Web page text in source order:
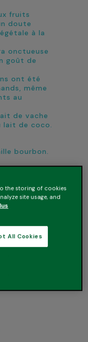
fruits
doute
à la
onctueuse
goût de
ont été
même
au
de vache
lait de coco.
bourbon.
D
au
sont
the storing of cookies
site usage, and
All Cookies